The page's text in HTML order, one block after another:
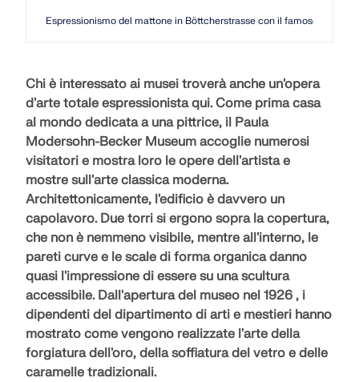
Espressionismo del mattone in Böttcherstrasse con il famoso carillon
Chi è interessato ai musei troverà anche un'opera
d'arte totale espressionistaqui. Come prima casa
al mondo dedicata a una pittrice, il Paula
Modersohn-Becker Museum accoglie numerosi
visitatori e mostra loro le opere dell'artista e
mostre sull'arte classica moderna.
Architettonicamente, l'edificio è davvero un
capolavoro. Due torri si ergono sopra la copertura,
che non è nemmeno visibile, mentre all'interno, le
pareti curve e le scale di forma organica danno
quasi l'impressione di essere su unascultura
accessibile. Dall'apertura del museo nel 1926 , i
dipendenti del dipartimento di arti e mestieri hanno
mostrato come vengono realizzate l'arte della
forgiatura dell'oro, della soffiatura del vetro e delle
caramelle tradizionali.